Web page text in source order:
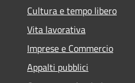
Cultura e tempo libero
Vita lavorativa
Imprese e Commercio
Appalti pubblici